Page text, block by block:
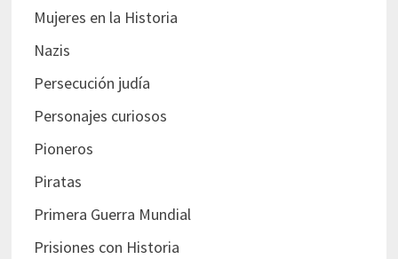
Mujeres en la Historia
Nazis
Persecución judía
Personajes curiosos
Pioneros
Piratas
Primera Guerra Mundial
Prisiones con Historia